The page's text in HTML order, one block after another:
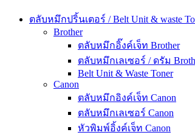
ตลับหมึกปริ้นเตอร์ / Belt Unit & waste
Brother
ตลับหมึกอิ๊งค์เจ็ท Brother
ตลับหมึกเลเซอร์ / ดรัม
Belt Unit & Waste Toner
Canon
ตลับหมึกอิงค์เจ็ท Canon
ตลับหมึกเลเซอร์ Canon
หัวพิมพ์อิ้งค์เจ็ท Canon